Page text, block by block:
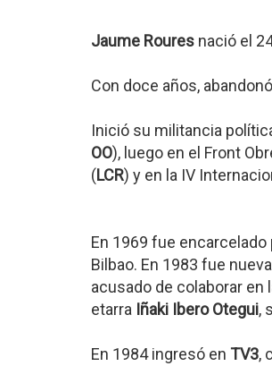
Jaume Roures nació el
Con doce años,
Inició su militancia
OO), luego en el Front
(LCR) y en la IV
En 1969 fue
Bilbao. En 1983 fue
acusado de colaborar en
etarra Iñaki Ibero Otegui,
En 1984 ingresó en TV3,